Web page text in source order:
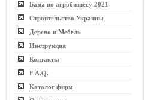
Базы по агробизнесу 2021
Строительство Украины
Дерево и Мебель
Инструкция
Контакты
F.A.Q.
Каталог фирм